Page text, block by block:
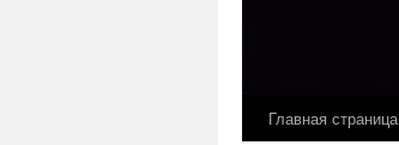
Главная страница